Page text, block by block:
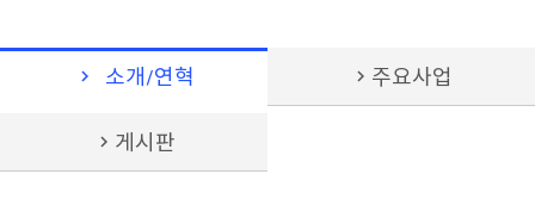
chevron_right 소개/연혁 chevron_right 주요사업
chevron_right 게시판